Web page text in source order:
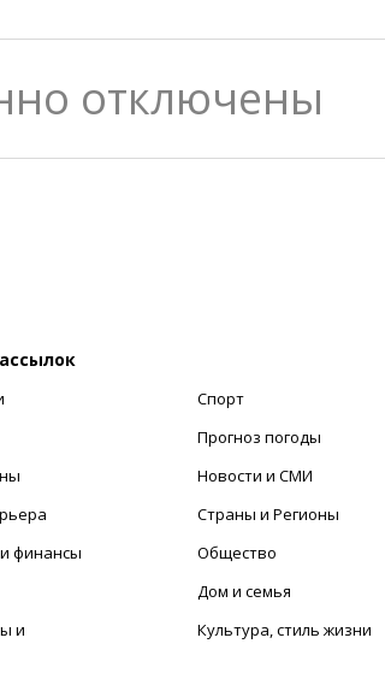
отключены
финансы
и
Спорт
Прогноз погоды
Новости и СМИ
Страны и Регионы
Общество
Дом и семья
Культура, стиль жизни